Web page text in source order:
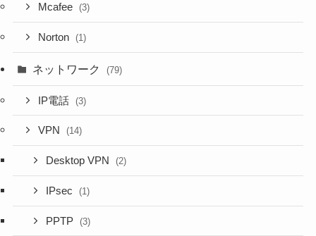
Mcafee (3)
Norton (1)
ネットワーク (79)
IP電話 (3)
VPN (14)
Desktop VPN (2)
IPsec (1)
PPTP (3)